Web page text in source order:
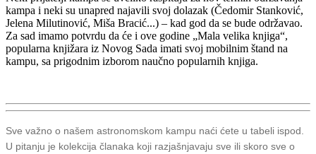
kampa i neki su unapred najavili svoj dolazak (Čedomir Stanković,
Jelena Milutinović, Miša Bracić...) – kad god da se bude održavao.
Za sad imamo potvrdu da će i ove godine „Mala velika knjiga“,
popularna knjižara iz Novog Sada imati svoj mobilnim štand na
kampu, sa prigodnim izborom naučno popularnih knjiga.
Sve važno o našem astronomskom kampu naći ćete u tabeli ispod.
U pitanju je kolekcija članaka koji razjašnjavaju sve ili skoro sve o